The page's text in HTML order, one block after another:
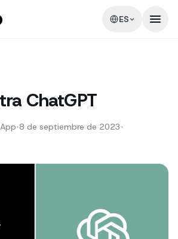
ES
ChatGPT
•8 de septiembre de 2023•